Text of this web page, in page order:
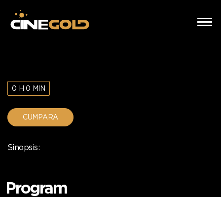
0 H 0 MIN
CUMPARA
Sinopsis:
Program